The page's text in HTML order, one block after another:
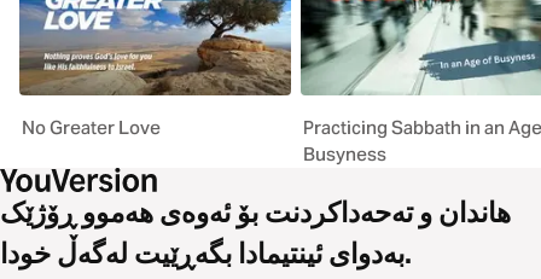
No Greater Love
Practicing Sabbath in an
Busyness
هاندان و تەحەداکردنت بۆ ئەوەی هەموو ڕۆژێک
بەدوای ئینتیمادا بگەڕێیت لەگەڵ خودا.